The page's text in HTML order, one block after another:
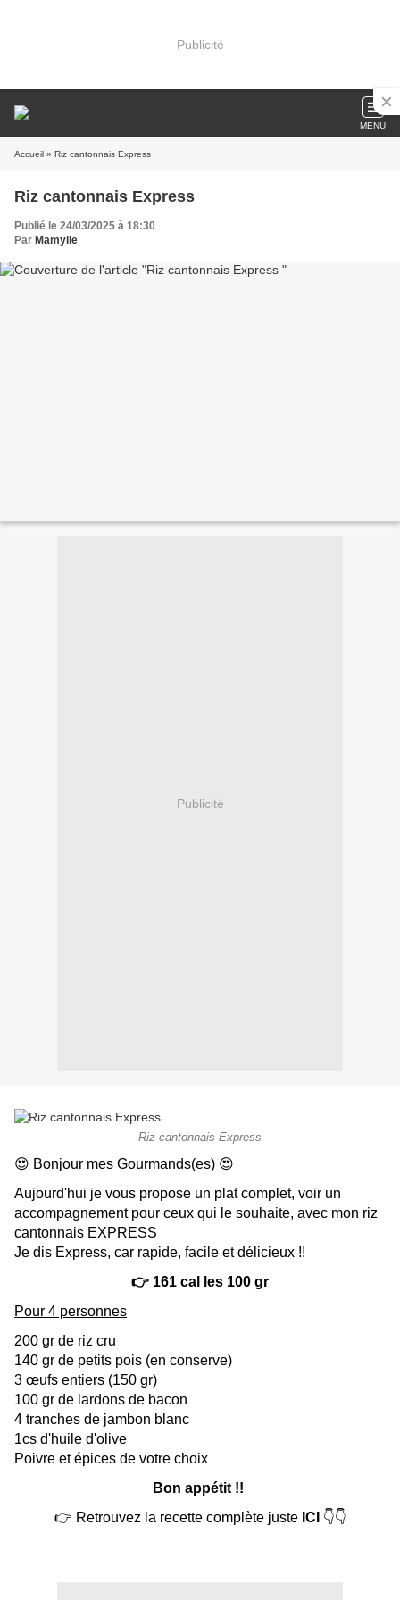
Publicité
MENU
Accueil » Riz cantonnais Express
Riz cantonnais Express
Publié le 24/03/2025 à 18:30
Par Mamylie
Publicité
Riz cantonnais Express
😍 Bonjour mes Gourmands(es) 😍
Aujourd'hui je vous propose un plat complet, voir un
accompagnement pour ceux qui le souhaite, avec mon riz
cantonnais EXPRESS
Je dis Express, car rapide, facile et délicieux !!
👉 161 cal les 100 gr
Pour 4 personnes
200 gr de riz cru
140 gr de petits pois (en conserve)
3 œufs entiers (150 gr)
100 gr de lardons de bacon
4 tranches de jambon blanc
1cs d'huile d'olive
Poivre et épices de votre choix
Bon appétit !!
👉 Retrouvez la recette complète juste ICI 👇👇